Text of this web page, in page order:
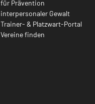
für Prävention
interpersonaler Gewalt
Trainer- & Platzwart-Portal
Vereine finden